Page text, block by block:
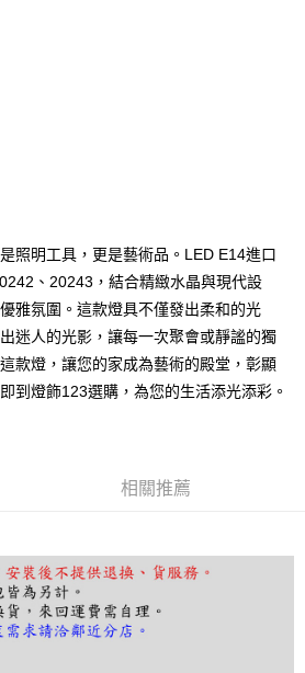
品之後才付款」的支付方式。 讓您購物簡單
需綁卡、不需儲值。
訊認證，即可結帳。
後，再付款。
內，點擊此簡訊中的連結，可透過四大超商／
先享後付 」之結帳頁面顯示為準，若有關於
欲退款等相關疑問，請聯繫「AFTEE先享後付
support/home
含以上)免運費
照明工具，更是藝術品。LED E14進口
、20243，結合精緻水晶與現代設
雅氛圍。這款燈具不僅發出柔和的光
迷人的光影，讓每一次聚會或靜謐的獨
款燈，讓您的家成為藝術的殿堂，彰顯
到燈飾123選購，為您的生活添光添彩。
相關推薦